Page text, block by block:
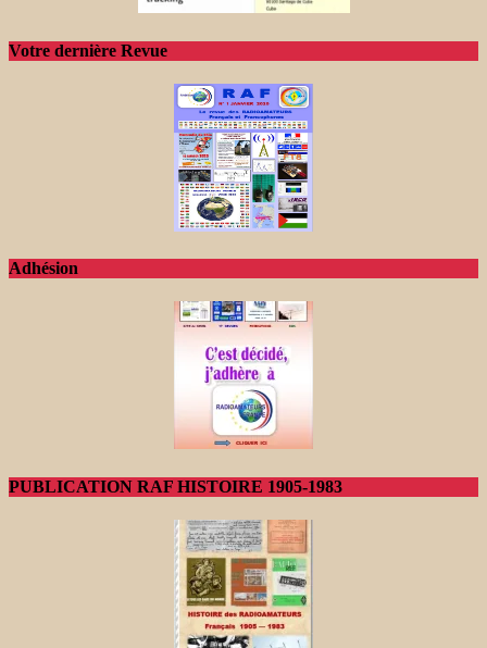
Votre dernière Revue
Adhésion
PUBLICATION RAF HISTOIRE 1905-1983